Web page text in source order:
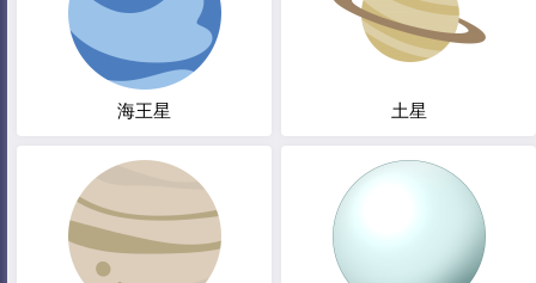
海王星 土星